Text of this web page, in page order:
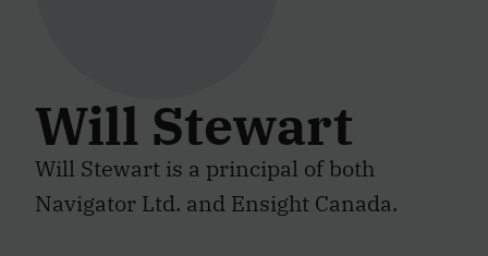
Will Stewart
Will Stewart is a principal of both
Navigator Ltd. and Ensight Canada.